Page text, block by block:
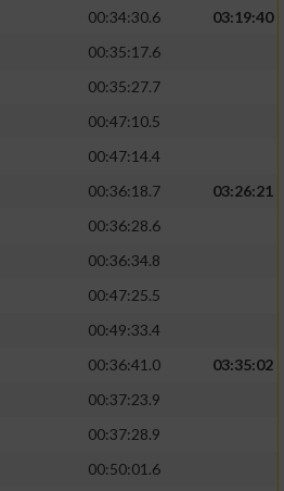
00:34:30.6
03:19:40
00:35:17.6
00:35:27.7
00:47:10.5
00:47:14.4
00:36:18.7
03:26:21
00:36:28.6
00:36:34.8
00:47:25.5
00:49:33.4
00:36:41.0
03:35:02
00:37:23.9
00:37:28.9
00:50:01.6